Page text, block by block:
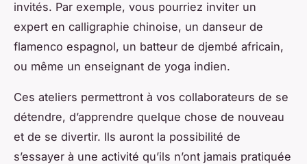
invités. Par exemple, vous pourriez inviter un
expert en calligraphie chinoise, un danseur de
flamenco espagnol, un batteur de djembé africain,
ou même un enseignant de yoga indien.
Ces ateliers permettront à vos collaborateurs de se
détendre, d’apprendre quelque chose de nouveau
et de se divertir. Ils auront la possibilité de
s’essayer à une activité qu’ils n’ont jamais pratiquée